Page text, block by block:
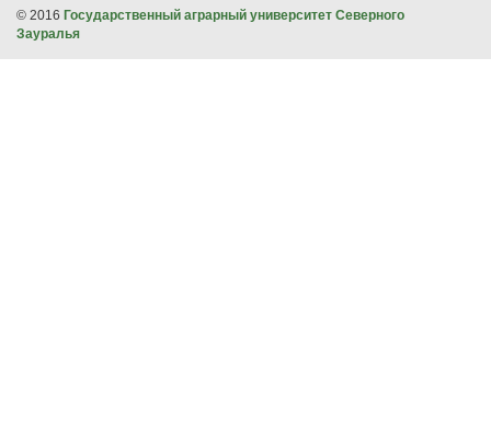
© 2016 Государственный аграрный университет Северного
Зауралья